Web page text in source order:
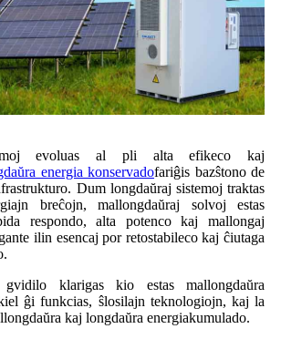
evoluas al pli alta efikeco kaj
energia konservadofariĝis bazŝtono de
Dum longdaŭraj sistemoj traktas
breĉojn, mallongdaŭraj solvoj estas
respondo, alta potenco kaj mallongaj
ilin esencaj por retostabileco kaj ĉiutaga
klarigas kio estas mallongdaŭra
ĝi funkcias, ŝlosilajn teknologiojn, kaj la
kaj longdaŭra energiakumulado.